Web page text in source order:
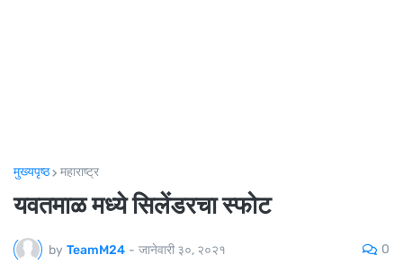
मुख्यपृष्ठ महाराष्ट्र
यवतमाळ मध्ये सिलेंडरचा स्फोट
by TeamM24 - जानेवारी ३०, २०२१ 0